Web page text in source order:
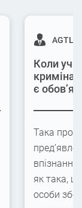
AGTL
Коли
є
Така
як така,
особи